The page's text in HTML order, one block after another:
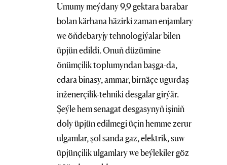
Umumy meýdany 9,9 gektara barabar
bolan kärhana häzirki zaman enjamlary
we öňdebaryjy tehnologiýalar bilen
üpjün edildi. Onuň düzümine
önümçilik toplumyndan başga-da,
edara binasy, ammar, birnäçe ugurdaş
inženerçilik-tehniki desgalar girýär.
Şeýle hem senagat desgasynyň işiniň
doly üpjün edilmegi üçin hemme zerur
ulgamlar, şol sanda gaz, elektrik, suw
üpjünçilik ulgamlary we beýlekiler göz